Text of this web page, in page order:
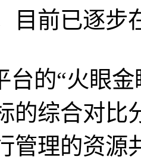
目前已逐步
的“火眼金
的综合对比
管理的资源